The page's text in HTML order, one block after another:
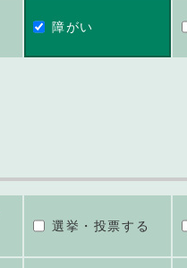
障がい
選挙・投票する